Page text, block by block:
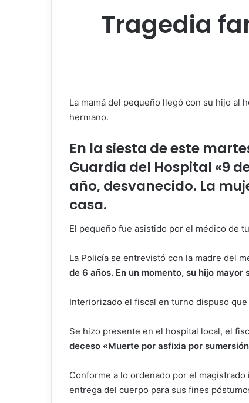
Tragedia
La mamá del pequeño llegó con su hijo al
hermano.
En la siesta de este
Guardia del Hospital «9
año, desvanecido. La
casa.
El pequeño fue asistido por el médico de
La Policía se entrevistó con la madre del
de 6 años. En un momento, su hijo
Interiorizado el fiscal en turno dispuso
Se hizo presente en el hospital local, el
deceso «Muerte por asfixia por
Conforme a lo ordenado por el
entrega del cuerpo para sus fines